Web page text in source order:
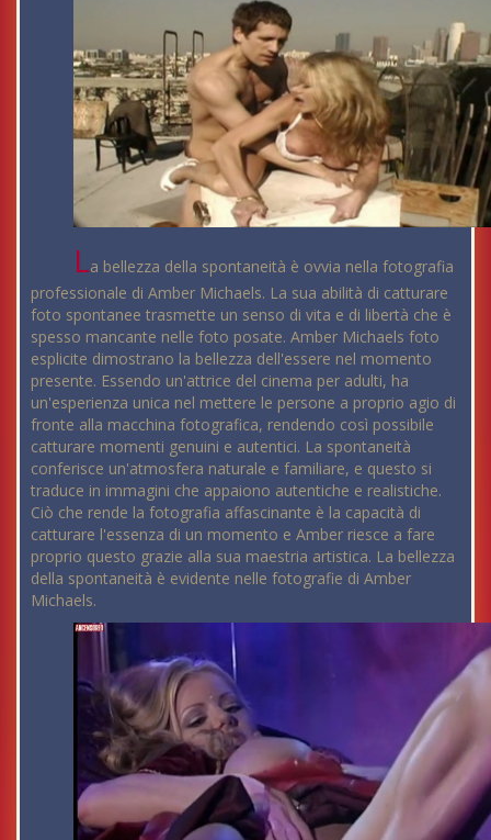
La bellezza della spontaneità è ovvia nella fotografia
professionale di Amber Michaels. La sua abilità di catturare
foto spontanee trasmette un senso di vita e di libertà che è
spesso mancante nelle foto posate. Amber Michaels foto
esplicite dimostrano la bellezza dell'essere nel momento
presente. Essendo un'attrice del cinema per adulti, ha
un'esperienza unica nel mettere le persone a proprio agio di
fronte alla macchina fotografica, rendendo così possibile
catturare momenti genuini e autentici. La spontaneità
conferisce un'atmosfera naturale e familiare, e questo si
traduce in immagini che appaiono autentiche e realistiche.
Ciò che rende la fotografia affascinante è la capacità di
catturare l'essenza di un momento e Amber riesce a fare
proprio questo grazie alla sua maestria artistica. La bellezza
della spontaneità è evidente nelle fotografie di Amber
Michaels.